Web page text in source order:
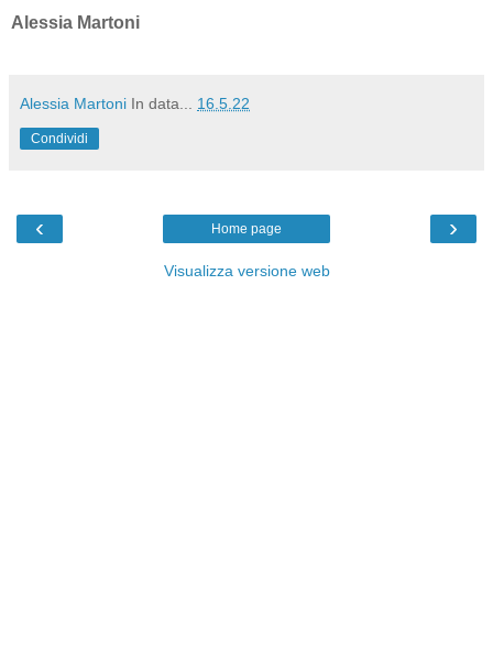
Alessia Martoni
Alessia Martoni In data... 16.5.22
Condividi
‹ ›
Home page
Visualizza versione web